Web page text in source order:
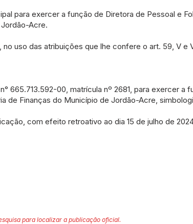
para exercer a função de Diretora de Pessoal e
Acre.
no uso das atribuições que lhe confere o art. 59, V e
665.713.592-00, matrícula nº 2681, para exercer a
de Finanças do Município de Jordão-Acre,
com efeito retroativo ao dia 15 de julho de
para localizar a publicação oficial.